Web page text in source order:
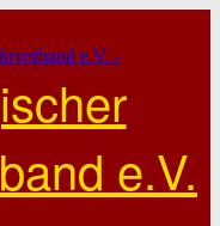
e.V.